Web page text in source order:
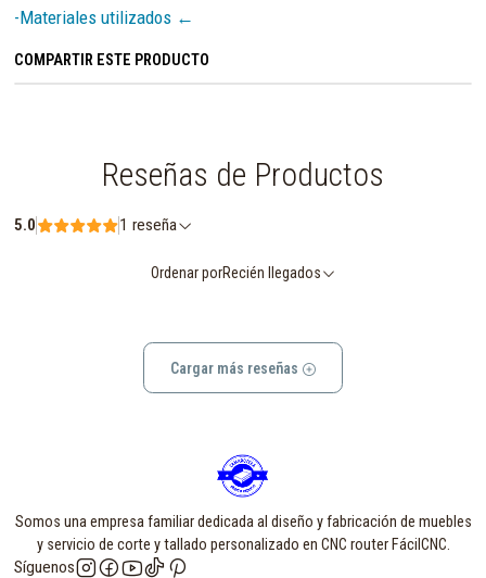
-Materiales utilizados ←
COMPARTIR ESTE PRODUCTO
Reseñas de Productos
5.0 1 reseña
Ordenar porRecién llegados
Cargar más reseñas
Somos una empresa familiar dedicada al diseño y fabricación de muebles
y servicio de corte y tallado personalizado en CNC router FácilCNC.
Síguenos